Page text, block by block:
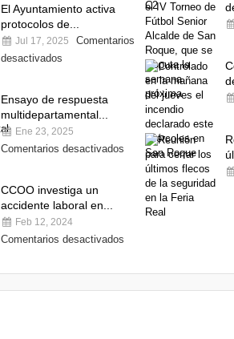
El Ayuntamiento activa
protocolos de...
Jul 17, 2025
Comentarios
desactivados
Ensayo de respuesta
multidepartamental...
Ene 23, 2025
Comentarios desactivados
CCOO investiga un
accidente laboral en...
Feb 12, 2024
Comentarios desactivados